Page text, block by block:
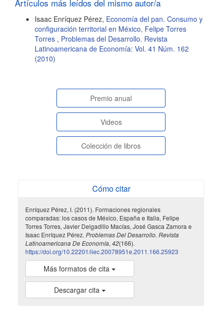
Artículos más leídos del mismo autor/a
Isaac Enríquez Pérez, Economía del pan. Consumo y
configuración territorial en México, Felipe Torres
Torres , Problemas del Desarrollo. Revista
Latinoamericana de Economía: Vol. 41 Núm. 162
(2010)
paginasespeciales
Premio anual
Videos
Colección de libros
Cómo citar
Enríquez Pérez, I. (2011). Formaciones regionales
comparadas: los casos de México, España e Italia, Felipe
Torres Torres, Javier Delgadillo Macías, José Gasca Zamora e
Isaac Enríquez Pérez. Problemas Del Desarrollo. Revista
Latinoamericana De Economía, 42(166).
https://doi.org/10.22201/iiec.20078951e.2011.166.25923
Más formatos de cita
Descargar cita